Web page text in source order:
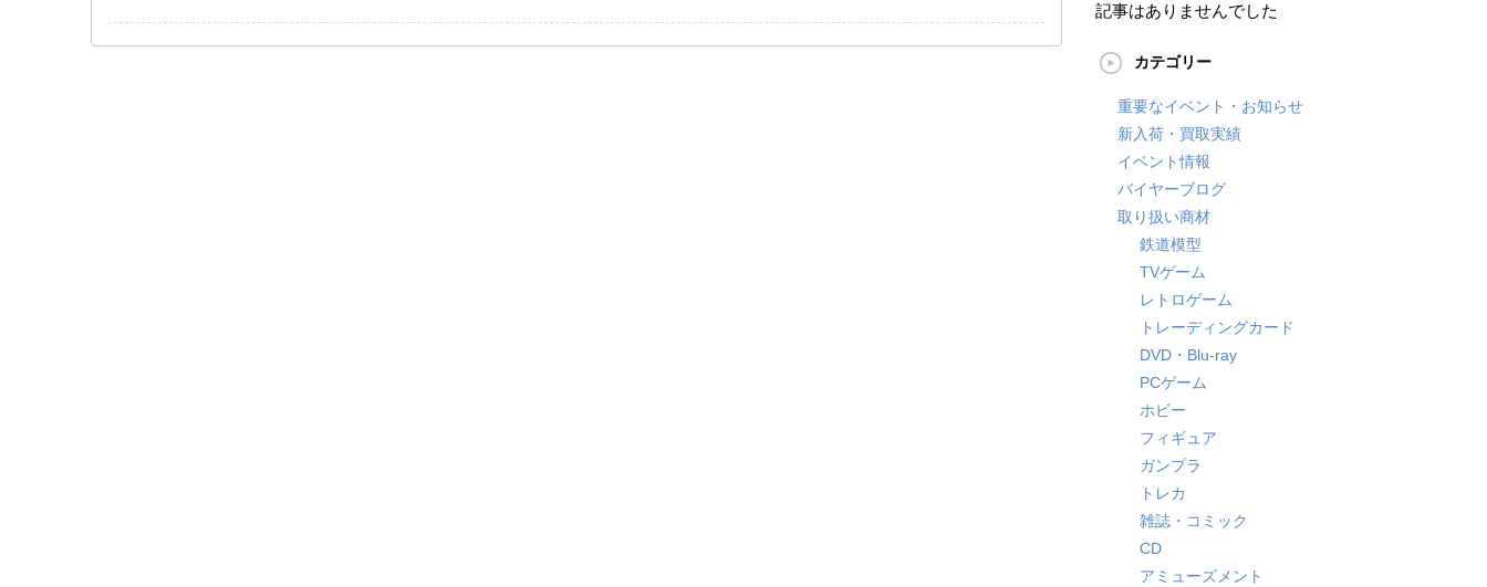
記事はありませんでした
カテゴリー
重要なイベント・お知らせ
新入荷・買取実績
イベント情報
バイヤーブログ
取り扱い商材
鉄道模型
TVゲーム
レトロゲーム
トレーディングカード
DVD・Blu-ray
PCゲーム
ホビー
フィギュア
ガンプラ
トレカ
雑誌・コミック
CD
アミューズメント